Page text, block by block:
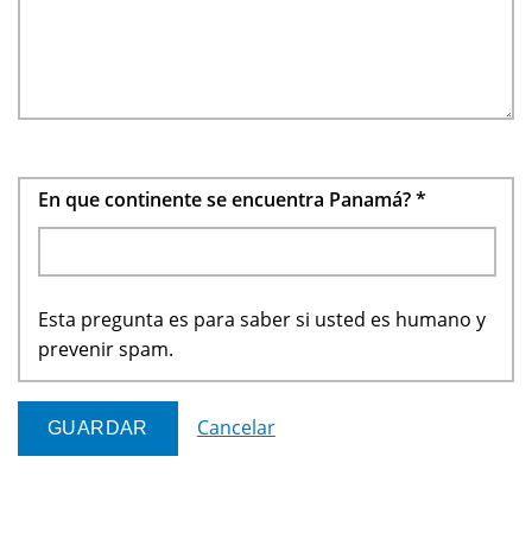
En que continente se encuentra Panamá?*
Esta pregunta es para saber si usted es humano y
prevenir spam.
Cancelar